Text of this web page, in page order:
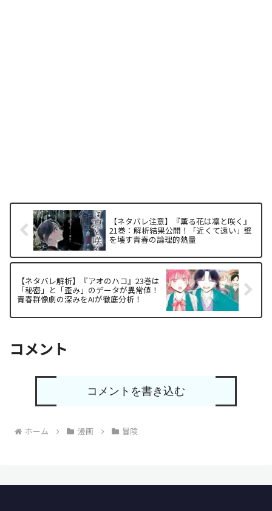
【ネタバレ注意】『薫る花は凛と咲く』
21巻：解析結果公開！「近くて遠い」壁
を壊す青春の論理的熱量
【ネタバレ解析】『アオのハコ』23巻は
「秘密」と「歪み」のデータが異常値！
青春群像劇の深みをAIが徹底分析！
コメント
コメントを書き込む
ホーム 漫画 冒険